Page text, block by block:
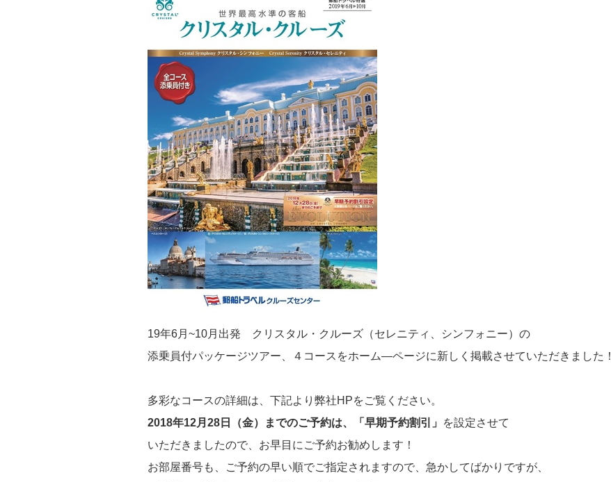
19年6月~10月出発 クリスタル・クルーズ（セレニティ、シンフォニー）の
添乗員付パッケージツアー、４コースをホーム―ページに新しく掲載させていただきました！
多彩なコースの詳細は、下記より弊社HPをご覧ください。
2018年12月28日（金）までのご予約は、「早期予約割引」
を設定させて
いただきましたので、お早目にご予約お勧めします！
お部屋番号も、ご予約の早い順でご指定されますので、急かしてばかりですが、